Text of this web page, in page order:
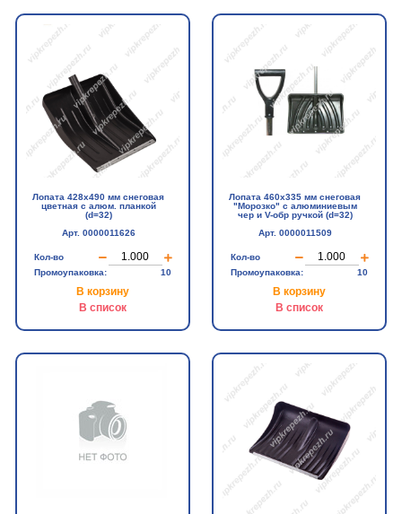
Лопата 428х490 мм снеговая
цветная с алюм. планкой
(d=32)
Арт. 0000011626
Кол-во
Промоупаковка:
10
В корзину
В список
Лопата 460х335 мм снеговая
"Морозко" с алюминиевым
чер и V-обр ручкой (d=32)
Арт. 0000011509
Кол-во
Промоупаковка:
10
В корзину
В список